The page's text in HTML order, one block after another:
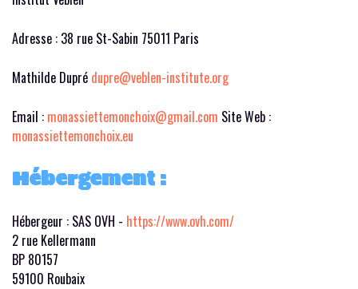
Adresse : 38 rue St-Sabin 75011 Paris
Mathilde Dupré dupre@veblen-institute.org
Email : monassiettemonchoix@gmail.com Site Web :
monassiettemonchoix.eu
Hébergement :
Hébergeur : SAS OVH - https://www.ovh.com/
2 rue Kellermann
BP 80157
59100 Roubaix